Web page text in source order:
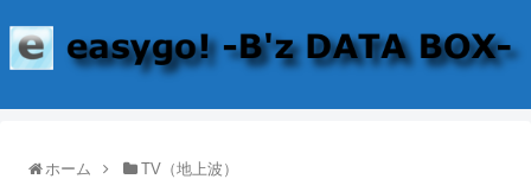
ホーム TV（地上波）